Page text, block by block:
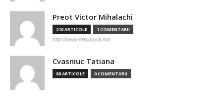
Preot Victor Mihalachi
210 ARTICOLE 1 COMENTARII
http://www.ortodoxia.md
Cvasniuc Tatiana
88 ARTICOLE 0 COMENTARII